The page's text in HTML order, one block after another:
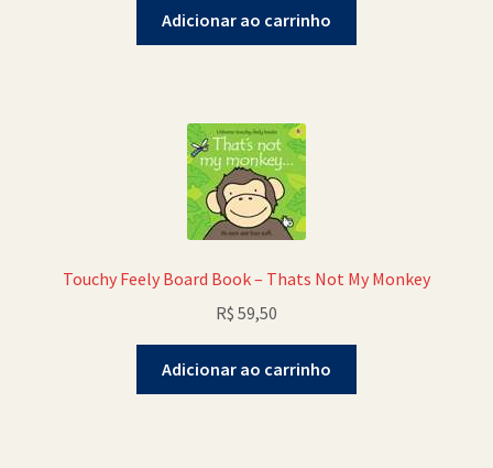
Adicionar ao carrinho
Touchy Feely Board Book – Thats Not My Monkey
R$ 59,50
Adicionar ao carrinho